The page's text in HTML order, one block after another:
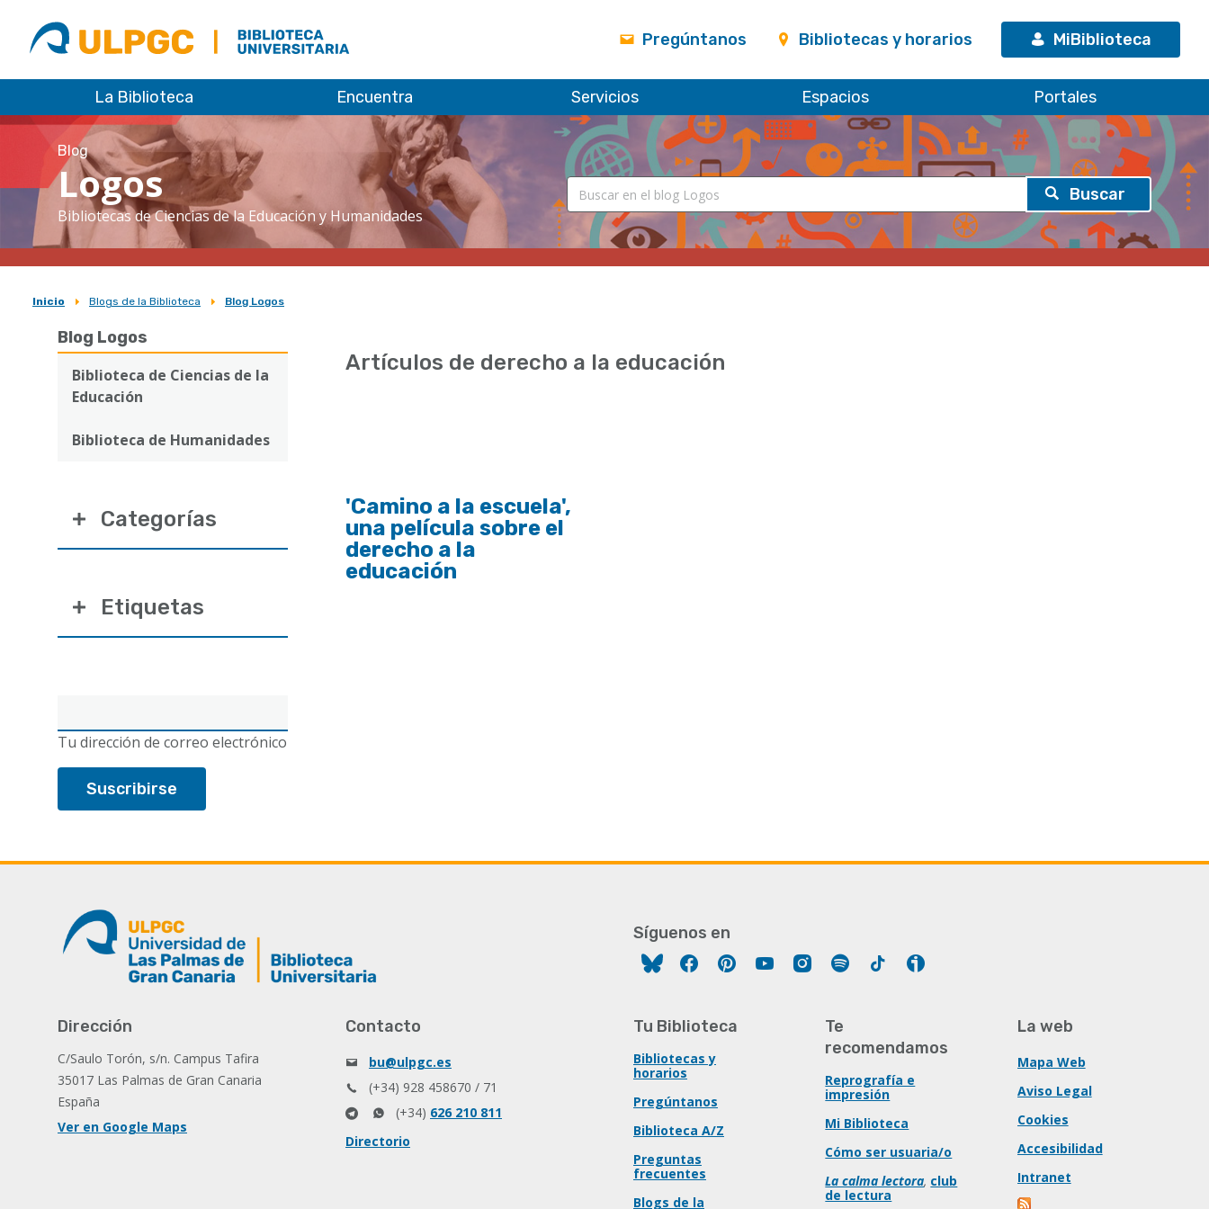
ULPGC
Biblioteca
ULPGC
Pregúntanos Bibliotecas y horarios MiBiblioteca
La Biblioteca Encuentra Servicios Espacios Portales
Blog
Logos
Bibliotecas de Ciencias de la Educación y Humanidades
Sobrescribir
enlaces
ayuda
navegación
Inicio Blogs de la Biblioteca Blog Logos
Blog Logos
Biblioteca de Ciencias de la
Educación
Biblioteca de Humanidades
electrónico
Tu dirección de correo electrónico
Categorías
Etiquetas
Artículos de derecho a la educación
'Camino a la escuela',
una película sobre el
derecho a la
educación
Síguenos en
FacebookPinterestYouTubeInstagram
Spotify Tiktok
Dirección
C/Saulo Torón, s/n. Campus Tafira
35017 Las Palmas de Gran Canaria
España
Ver en Google Maps
Contacto
bu@ulpgc.es
(+34) 928 458670 / 71
(+34) 626 210 811
Directorio
Tu Biblioteca
Bibliotecas y
horarios
Pregúntanos
Biblioteca A/Z
Preguntas
frecuentes
Blogs de la
Te
recomendamos
Reprografía e
impresión
Mi Biblioteca
Cómo ser usuaria/o
La calma lectora, club
de lectura
La web
Mapa Web
Aviso Legal
Cookies
Accesibilidad
Intranet